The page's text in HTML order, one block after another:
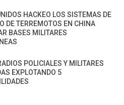
HACKEO LOS SISTEMAS DE
DE TERREMOTOS EN CHINA
BASES MILITARES
POLICIALES Y MILITARES
EXPLOTANDO 5